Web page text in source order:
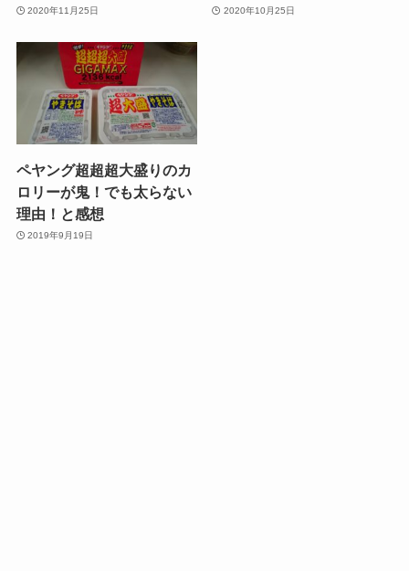
2020年11月25日 2020年10月25日
ペヤング超超超大盛りのカ
ロリーが鬼！でも太らない
理由！と感想
2019年9月19日